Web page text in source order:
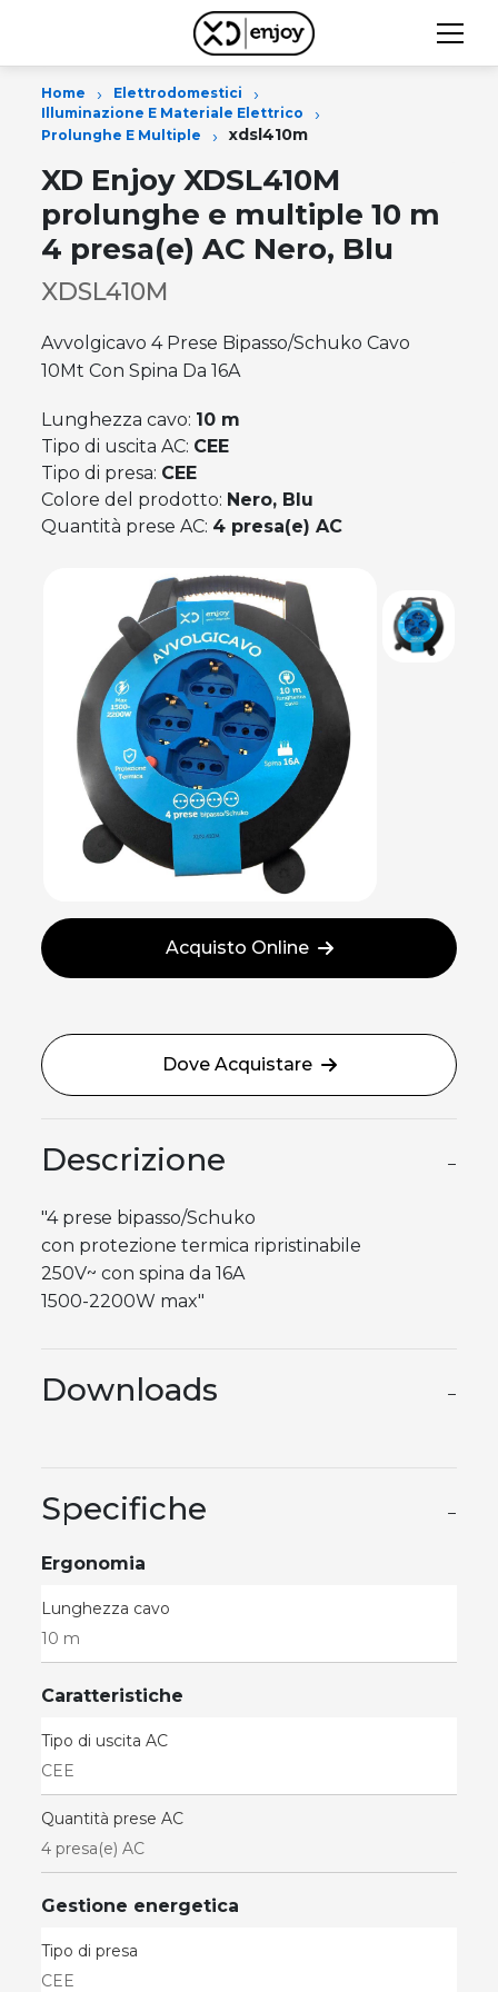
Home › Elettrodomestici ›
Illuminazione E Materiale Elettrico ›
Prolunghe E Multiple › xdsl410m
XD Enjoy XDSL410M
prolunghe e multiple 10 m
4 presa(e) AC Nero, Blu
XDSL410M
Avvolgicavo 4 Prese Bipasso/Schuko Cavo
10Mt Con Spina Da 16A
Lunghezza cavo: 10 m
Tipo di uscita AC: CEE
Tipo di presa: CEE
Colore del prodotto: Nero, Blu
Quantità prese AC: 4 presa(e) AC
Acquisto Online
Dove Acquistare
Descrizione −
"4 prese bipasso/Schuko
con protezione termica ripristinabile
250V~ con spina da 16A
1500-2200W max"
Downloads −
Specifiche −
Ergonomia
Lunghezza cavo
10 m
Caratteristiche
Tipo di uscita AC
CEE
Quantità prese AC
4 presa(e) AC
Gestione energetica
Tipo di presa
CEE